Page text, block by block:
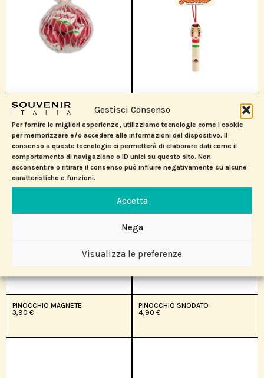
Gestisci Consenso
Per fornire le migliori esperienze, utilizziamo tecnologie come i cookie
per memorizzare e/o accedere alle informazioni del dispositivo. Il
consenso a queste tecnologie ci permetterà di elaborare dati come il
comportamento di navigazione o ID unici su questo sito. Non
acconsentire o ritirare il consenso può influire negativamente su alcune
caratteristiche e funzioni.
Accetta
Nega
Visualizza le preferenze
BABY BEL
5,90
€
3,90€
PINOCCHIO MAGNETE
3,90 €
PINOCCHIO SNODATO
4,90 €